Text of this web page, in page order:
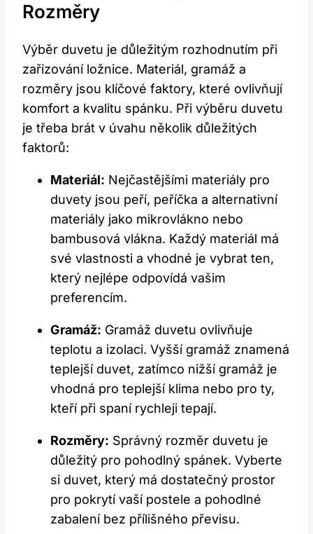
Rozměry
Výběr duvetu je důležitým rozhodnutím při
zařizování ložnice. Materiál, gramáž a
rozměry jsou klíčové faktory, které ovlivňují
komfort a kvalitu spánku. Při výběru duvetu
je třeba brát v úvahu několik důležitých
faktorů:
Materiál: Nejčastějšími materiály pro
duvety jsou peří, peříčka a alternativní
materiály jako mikrovlákno nebo
bambusová vlákna. Každý materiál má
své vlastnosti a vhodné je vybrat ten,
který nejlépe odpovídá vašim
preferencím.
Gramáž: Gramáž duvetu ovlivňuje
teplotu a izolaci. Vyšší gramáž znamená
teplejší duvet, zatímco nižší gramáž je
vhodná pro teplejší klima nebo pro ty,
kteří při spaní rychleji tepají.
Rozměry: Správný rozměr duvetu je
důležitý pro pohodlný spánek. Vyberte
si duvet, který má dostatečný prostor
pro pokrytí vaší postele a pohodlné
zabalení bez přílišného převisu.